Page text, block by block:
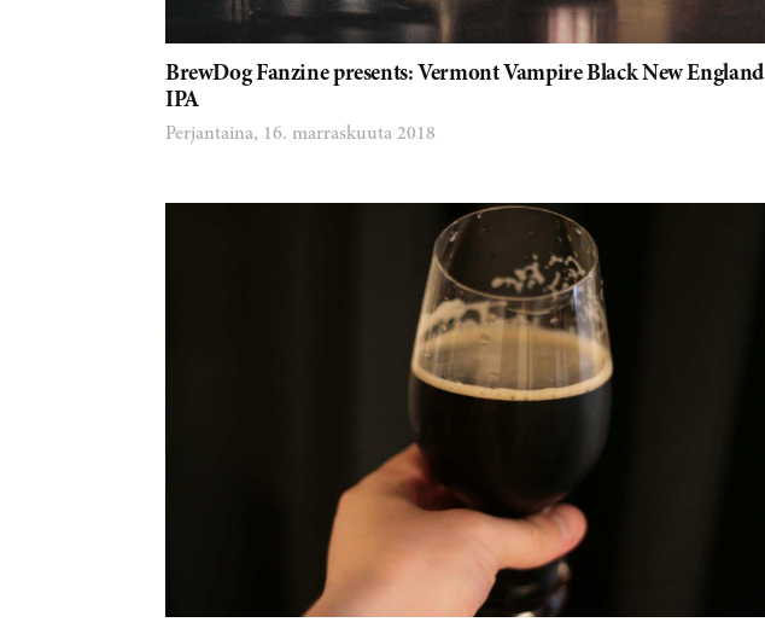
BrewDog Fanzine presents: Vermont Vampire Black New England
IPA
Perjantaina, 16. marraskuuta 2018